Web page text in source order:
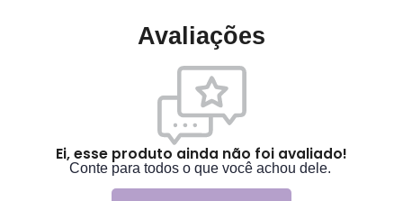
Avaliações
Ei, esse produto ainda não foi avaliado!
Conte para todos o que você achou dele.